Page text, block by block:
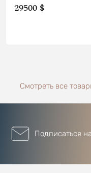
29500 $
Смотреть все
Подписаться